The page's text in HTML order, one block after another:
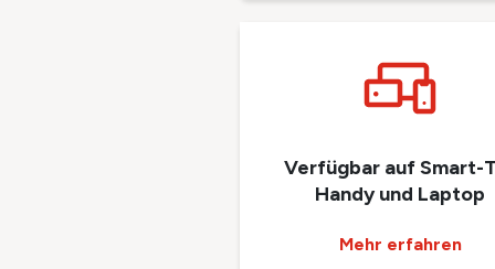
Verfügbar auf Smart-
Handy und Laptop
Mehr erfahren